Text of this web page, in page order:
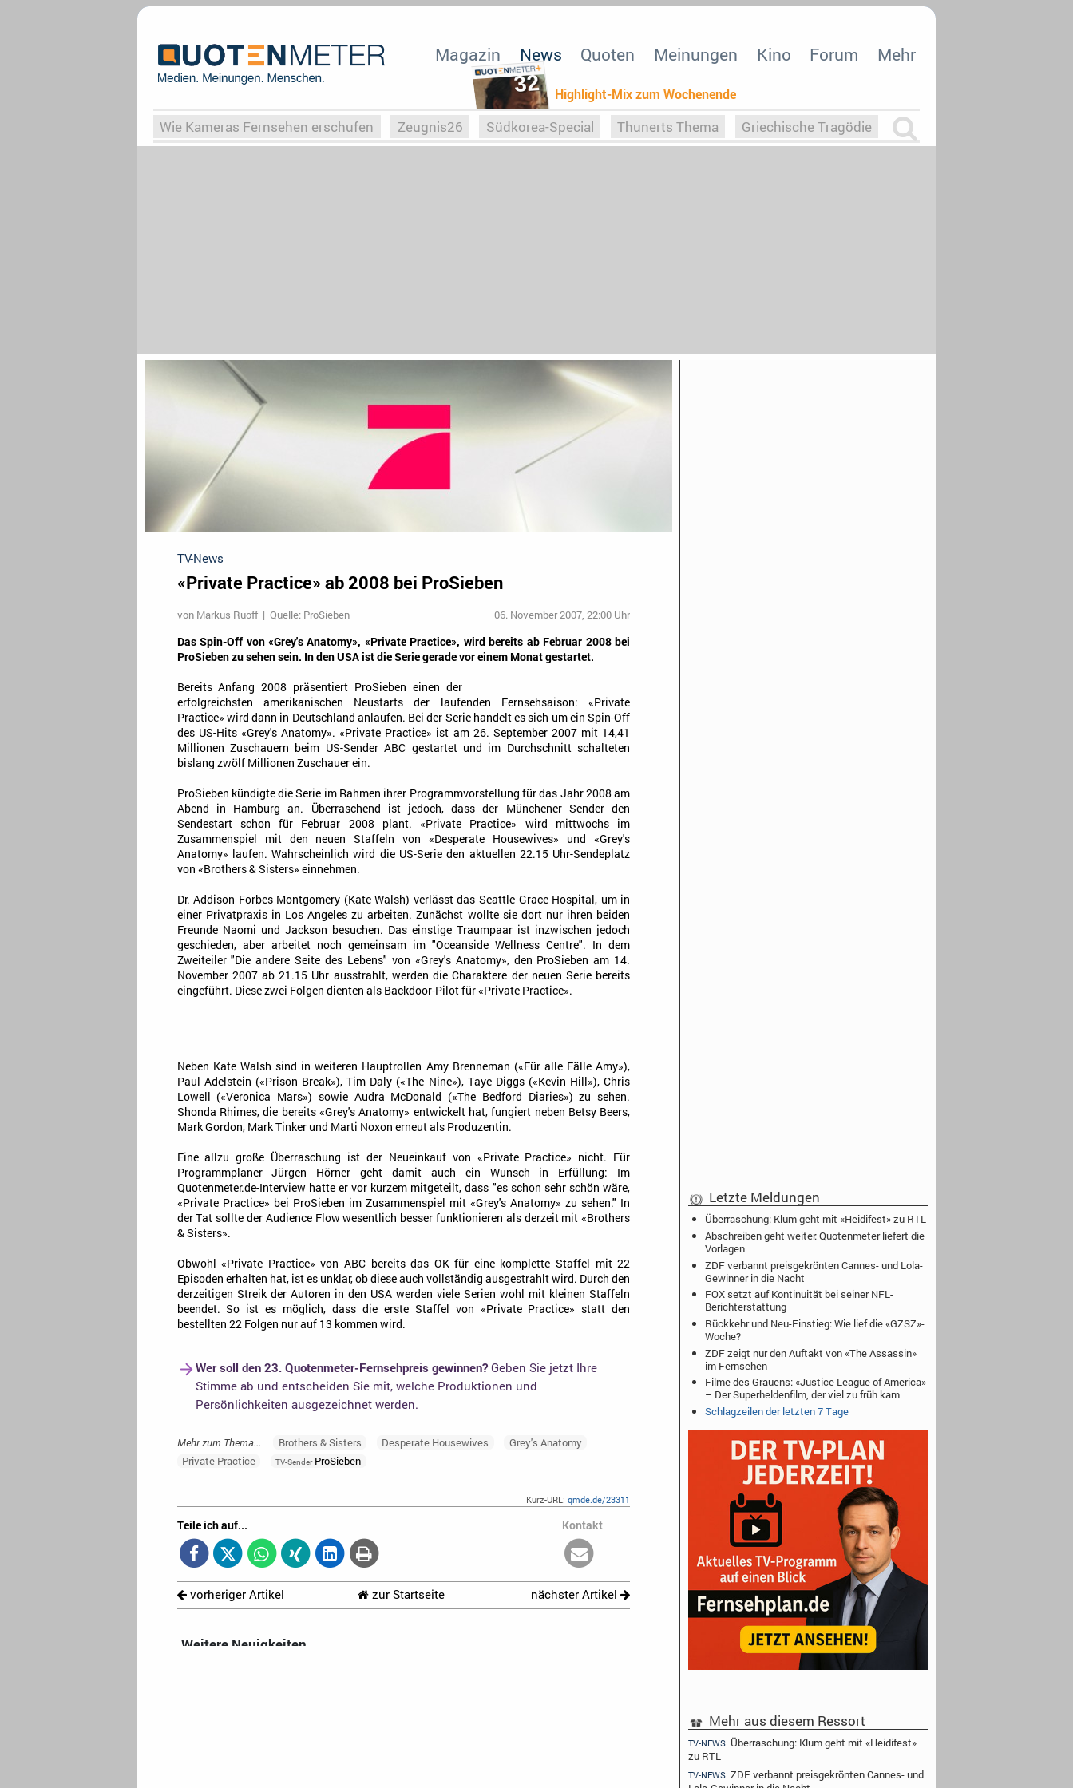
32 Highlight-Mix zum Wochenende
Magazin News Quoten Meinungen Kino Forum Mehr
Wie Kameras Fernsehen erschufen Zeugnis26 Südkorea-Special Thunerts Thema Griechische Tragödie
TV-News
«Private Practice» ab 2008 bei ProSieben
von Markus Ruoff| Quelle: ProSieben 06. November 2007, 22:00 Uhr
Das Spin-Off von «Grey's Anatomy», «Private Practice», wird bereits ab Februar 2008 bei
ProSieben zu sehen sein. In den USA ist die Serie gerade vor einem Monat gestartet.
Bereits Anfang 2008 präsentiert ProSieben einen der
erfolgreichsten amerikanischen Neustarts der laufenden Fernsehsaison: «Private
Practice» wird dann in Deutschland anlaufen. Bei der Serie handelt es sich um ein Spin-Off
des US-Hits «Grey's Anatomy». «Private Practice» ist am 26. September 2007 mit 14,41
Millionen Zuschauern beim US-Sender ABC gestartet und im Durchschnitt schalteten
bislang zwölf Millionen Zuschauer ein.
ProSieben kündigte die Serie im Rahmen ihrer Programmvorstellung für das Jahr 2008 am
Abend in Hamburg an. Überraschend ist jedoch, dass der Münchener Sender den
Sendestart schon für Februar 2008 plant. «Private Practice» wird mittwochs im
Zusammenspiel mit den neuen Staffeln von «Desperate Housewives» und «Grey's
Anatomy» laufen. Wahrscheinlich wird die US-Serie den aktuellen 22.15 Uhr-Sendeplatz
von «Brothers & Sisters» einnehmen.
Dr. Addison Forbes Montgomery (Kate Walsh) verlässt das Seattle Grace Hospital, um in
einer Privatpraxis in Los Angeles zu arbeiten. Zunächst wollte sie dort nur ihren beiden
Freunde Naomi und Jackson besuchen. Das einstige Traumpaar ist inzwischen jedoch
geschieden, aber arbeitet noch gemeinsam im "Oceanside Wellness Centre". In dem
Zweiteiler "Die andere Seite des Lebens" von «Grey's Anatomy», den ProSieben am 14.
November 2007 ab 21.15 Uhr ausstrahlt, werden die Charaktere der neuen Serie bereits
eingeführt. Diese zwei Folgen dienten als Backdoor-Pilot für «Private Practice».
Neben Kate Walsh sind in weiteren Hauptrollen Amy Brenneman («Für alle Fälle Amy»),
Paul Adelstein («Prison Break»), Tim Daly («The Nine»), Taye Diggs («Kevin Hill»), Chris
Lowell («Veronica Mars») sowie Audra McDonald («The Bedford Diaries») zu sehen.
Shonda Rhimes, die bereits «Grey's Anatomy» entwickelt hat, fungiert neben Betsy Beers,
Mark Gordon, Mark Tinker und Marti Noxon erneut als Produzentin.
Eine allzu große Überraschung ist der Neueinkauf von «Private Practice» nicht. Für
Programmplaner Jürgen Hörner geht damit auch ein Wunsch in Erfüllung: Im
Quotenmeter.de-Interview hatte er vor kurzem mitgeteilt, dass "es schon sehr schön wäre,
«Private Practice» bei ProSieben im Zusammenspiel mit «Grey's Anatomy» zu sehen." In
der Tat sollte der Audience Flow wesentlich besser funktionieren als derzeit mit «Brothers
& Sisters».
Obwohl «Private Practice» von ABC bereits das OK für eine komplette Staffel mit 22
Episoden erhalten hat, ist es unklar, ob diese auch vollständig ausgestrahlt wird. Durch den
derzeitigen Streik der Autoren in den USA werden viele Serien wohl mit kleinen Staffeln
beendet. So ist es möglich, dass die erste Staffel von «Private Practice» statt den
bestellten 22 Folgen nur auf 13 kommen wird.
Wer soll den 23. Quotenmeter-Fernsehpreis gewinnen?Geben Sie jetzt Ihre
Stimme ab und entscheiden Sie mit, welche Produktionen und
Persönlichkeiten ausgezeichnet werden.
Mehr zum Thema... Brothers & Sisters Desperate Housewives
Grey's Anatomy
Private Practice
TV-SenderProSieben
Kurz-URL:qmde.de/23311
Teile ich auf... Kontakt
vorheriger Artikel zur Startseite nächster Artikel
Weitere Neuigkeiten
Letzte Meldungen
Überraschung: Klum geht mit «Heidifest» zu RTL
Abschreiben geht weiter: Quotenmeter liefert die
Vorlagen
ZDF verbannt preisgekrönten Cannes- und Lola-
Gewinner in die Nacht
FOX setzt auf Kontinuität bei seiner NFL-
Berichterstattung
Rückkehr und Neu-Einstieg: Wie lief die «GZSZ»-
Woche?
ZDF zeigt nur den Auftakt von «The Assassin»
im Fernsehen
Filme des Grauens: «Justice League of America»
– Der Superheldenfilm, der viel zu früh kam
Schlagzeilen der letzten 7 Tage
Mehr aus diesem Ressort
TV-NEWS Überraschung: Klum geht mit «Heidifest»
zu RTL
TV-NEWS ZDF verbannt preisgekrönten Cannes- und